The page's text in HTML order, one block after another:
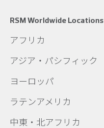
RSM Worldwide Locations
アフリカ
アジア・パシフィック
ヨーロッパ
ラテンアメリカ
中東・北アフリカ